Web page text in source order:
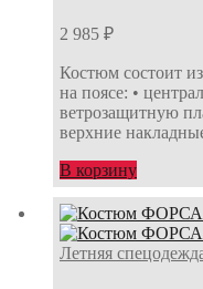
2 985 ₽
Костюм состоит
на поясе: •
ветрозащитную
верхние
В корзину
Летняя